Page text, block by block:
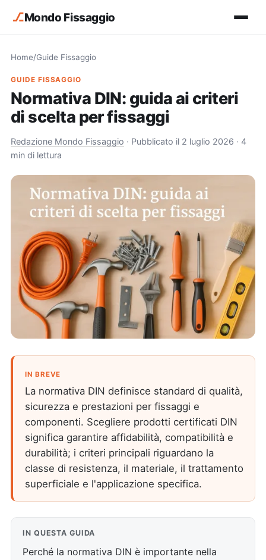
⎇Mondo Fissaggio
Home/Guide Fissaggio
GUIDE FISSAGGIO
Normativa DIN: guida ai criteri
di scelta per fissaggi
Redazione Mondo Fissaggio · Pubblicato il 2 luglio 2026 · 4
min di lettura
IN BREVE
La normativa DIN definisce standard di qualità,
sicurezza e prestazioni per fissaggi e
componenti. Scegliere prodotti certificati DIN
significa garantire affidabilità, compatibilità e
durabilità; i criteri principali riguardano la
classe di resistenza, il materiale, il trattamento
superficiale e l'applicazione specifica.
IN QUESTA GUIDA
Perché la normativa DIN è importante nella